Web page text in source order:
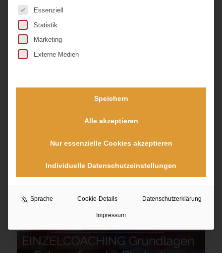
EINZELCOACHING PHOTOSHOP INTENSIV Paket
Es folgt eine Liste der Service-Gruppen, für die eine
Essenziell
Statistik
Marketing
Externe Medien
Speichern
Alle akzeptieren
Nur essenzielle Cookies akzeptieren
Individuelle Datenschutzeinstellungen
Sprache Cookie-Details Datenschutzerklärung
Impressum